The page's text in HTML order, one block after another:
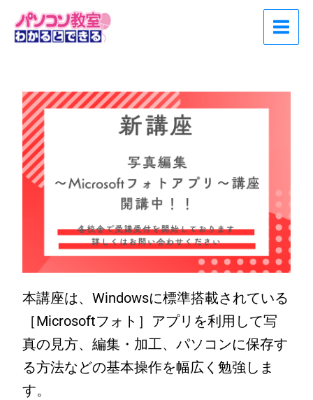
Main
Menu
本講座は、Windowsに標準搭載されている
［Microsoftフォト］アプリを利用して写
真の見方、編集・加工、パソコンに保存す
る方法などの基本操作を幅広く勉強しま
す。